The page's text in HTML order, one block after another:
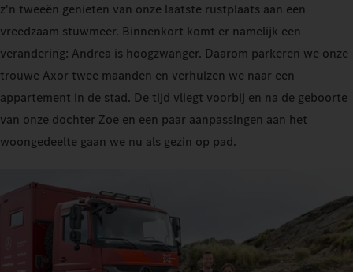
z'n tweeën genieten van onze laatste rustplaats aan een
vreedzaam stuwmeer. Binnenkort komt er namelijk een
verandering: Andrea is hoogzwanger. Daarom parkeren we onze
trouwe Axor twee maanden en verhuizen we naar een
appartement in de stad. De tijd vliegt voorbij en na de geboorte
van onze dochter Zoe en een paar aanpassingen aan het
woongedeelte gaan we nu als gezin op pad.